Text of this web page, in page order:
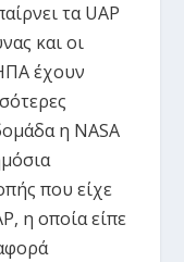
τα UAP
και οι
έχουν
η NASA
που είχε
η οποία είπε